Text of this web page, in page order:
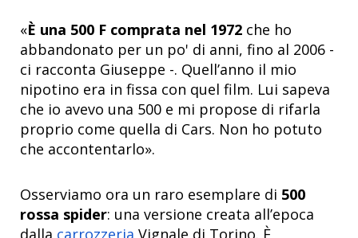
«È una 500 F comprata nel 1972 che ho
abbandonato per un po' di anni, fino al 2006 -
ci racconta Giuseppe -. Quell’anno il mio
nipotino era in fissa con quel film. Lui sapeva
che io avevo una 500 e mi propose di rifarla
proprio come quella di Cars. Non ho potuto
che accontentarlo».
Osserviamo ora un raro esemplare di 500
rossa spider: una versione creata all’epoca
dalla carrozzeria Vignale di Torino. È